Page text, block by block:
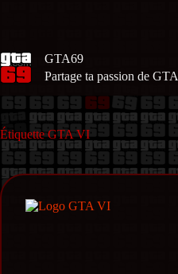
GTA69
Partage ta passion de GTA
ÉtiquetteGTA VI